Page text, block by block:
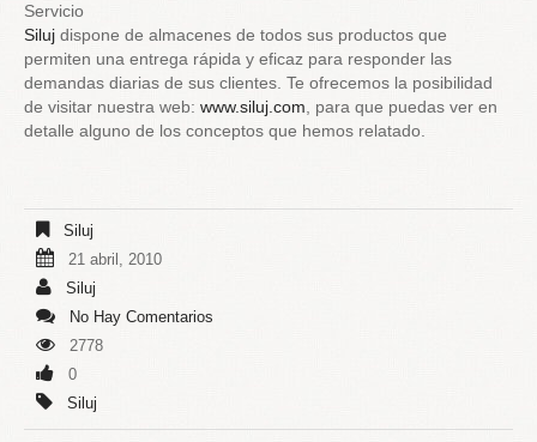
Servicio
Siluj dispone de almacenes de todos sus productos que
permiten una entrega rápida y eficaz para responder las
demandas diarias de sus clientes. Te ofrecemos la posibilidad
de visitar nuestra web: www.siluj.com , para que puedas ver en
detalle alguno de los conceptos que hemos relatado.
Siluj
21 abril, 2010
Siluj
No Hay Comentarios
2778
0
Siluj